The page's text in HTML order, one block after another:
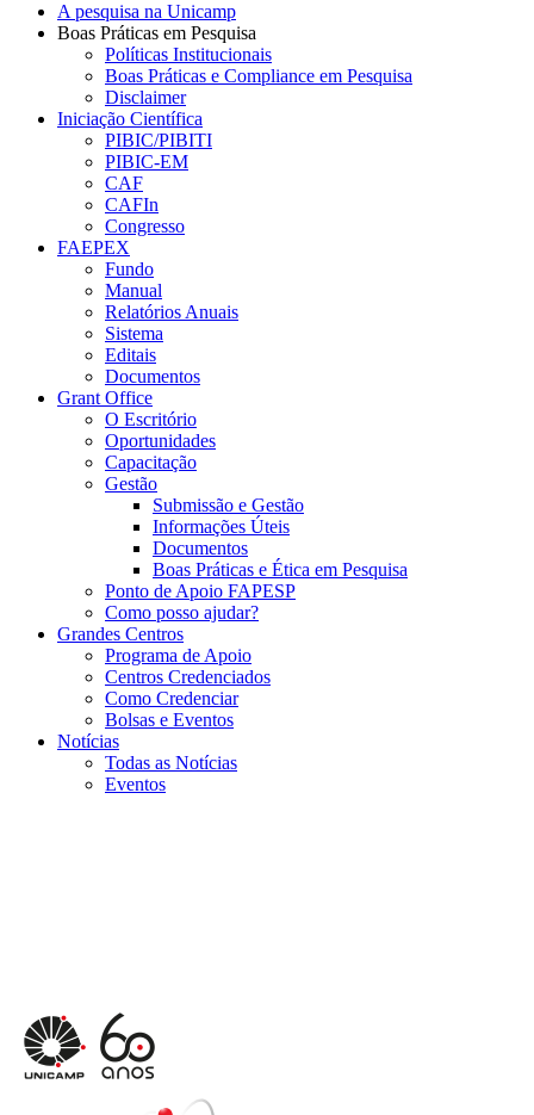
A pesquisa na Unicamp
Boas Práticas em Pesquisa
Políticas Institucionais
Boas Práticas e Compliance em Pesquisa
Disclaimer
Iniciação Científica
PIBIC/PIBITI
PIBIC-EM
CAF
CAFIn
Congresso
FAEPEX
Fundo
Manual
Relatórios Anuais
Sistema
Editais
Documentos
Grant Office
O Escritório
Oportunidades
Capacitação
Gestão
Submissão e Gestão
Informações Úteis
Documentos
Boas Práticas e Ética em Pesquisa
Ponto de Apoio FAPESP
Como posso ajudar?
Grandes Centros
Programa de Apoio
Centros Credenciados
Como Credenciar
Bolsas e Eventos
Notícias
Todas as Notícias
Eventos